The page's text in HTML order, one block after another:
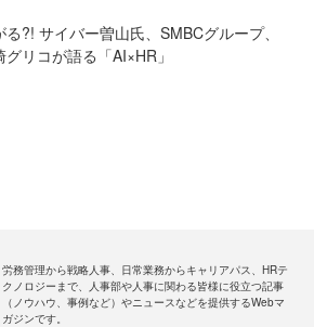
?! サイバー曽山氏、SMBCグループ、
リコが語る「AI×HR」
労務管理から戦略人事、日常業務からキャリアパス、HRテ
クノロジーまで、人事部や人事に関わる皆様に役立つ記事
（ノウハウ、事例など）やニュースなどを提供するWebマ
ガジンです。